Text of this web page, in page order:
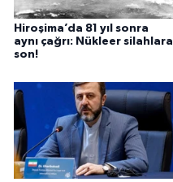
Hiroşima’da 81 yıl sonra
aynı çağrı: Nükleer silahlara
son!